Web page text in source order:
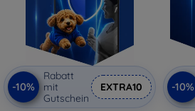
-10%
Rabatt
mit
Gutschein
EXTRA10 -10%